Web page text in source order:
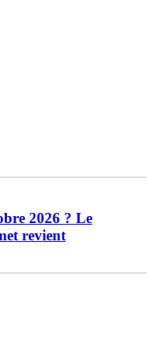
2026 ? Le
revient